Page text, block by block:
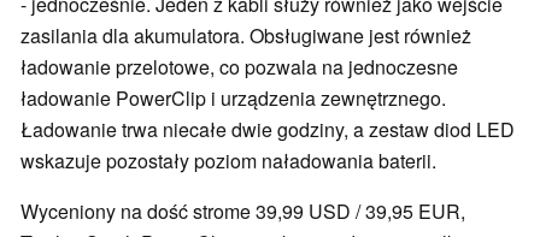
zasilania dla akumulatora. Obsługiwane jest również
ładowanie przelotowe, co pozwala na jednoczesne
ładowanie PowerClip i urządzenia zewnętrznego.
Ładowanie trwa niecałe dwie godziny, a zestaw diod LED
wskazuje pozostały poziom naładowania baterii.
Wyceniony na dość strome 39,99 USD / 39,95 EUR,